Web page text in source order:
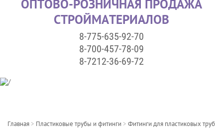
ОПТОВО-РОЗНИЧНАЯ ПРОДАЖА
СТРОЙМАТЕРИАЛОВ
8-775-635-92-70
8-700-457-78-09
8-7212-36-69-72
Главная > Пластиковые трубы и фитинги > Фитинги для пластиковых труб